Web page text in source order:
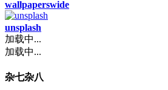
wallpaperswide
unsplash
加载中...
加载中...
杂七杂八